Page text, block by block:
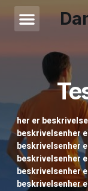
her er
beskrivelsenher
beskrivelsenher
beskrivelsenher
beskrivelsenher
beskrivelsenher